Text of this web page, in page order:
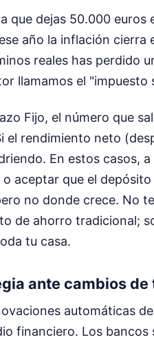
que dejas 50.000
año la inflación cierra
reales has perdido
llamamos el "impuesto
Fijo, el número que
el rendimiento neto
En estos casos, a
aceptar que el
no donde crece. No
de ahorro tradicional;
tu casa.
ante cambios de
automáticas
financiero. Los bancos